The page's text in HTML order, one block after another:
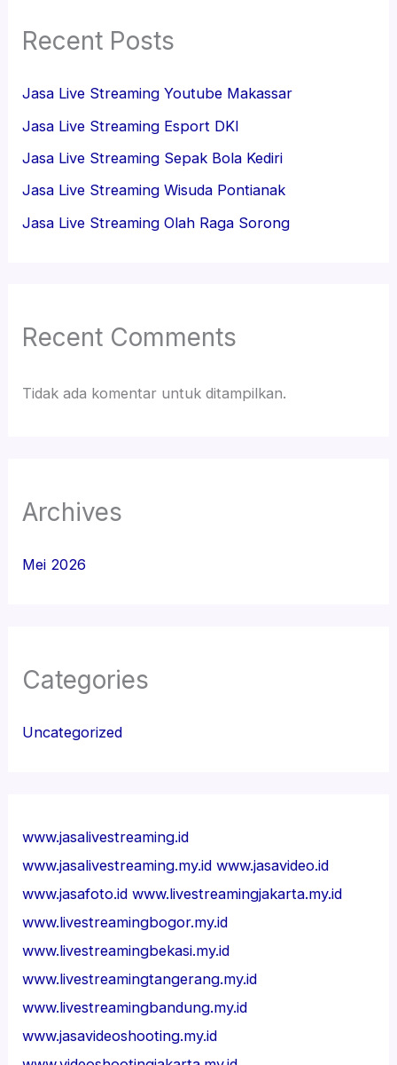
Recent Posts
Jasa Live Streaming Youtube Makassar
Jasa Live Streaming Esport DKI
Jasa Live Streaming Sepak Bola Kediri
Jasa Live Streaming Wisuda Pontianak
Jasa Live Streaming Olah Raga Sorong
Recent Comments
Tidak ada komentar untuk ditampilkan.
Archives
Mei 2026
Categories
Uncategorized
www.jasalivestreaming.id
www.jasalivestreaming.my.id www.jasavideo.id
www.jasafoto.id www.livestreamingjakarta.my.id
www.livestreamingbogor.my.id
www.livestreamingbekasi.my.id
www.livestreamingtangerang.my.id
www.livestreamingbandung.my.id
www.jasavideoshooting.my.id